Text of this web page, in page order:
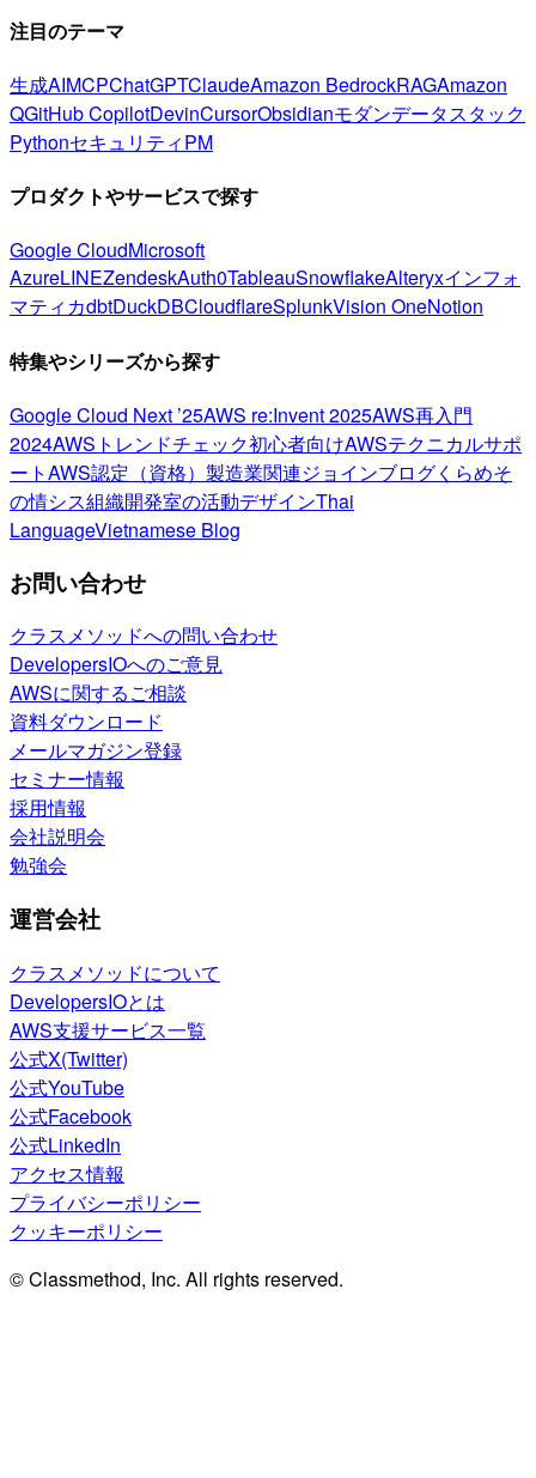
注目のテーマ
生成AIMCPChatGPTClaudeAmazon BedrockRAGAmazon
QGitHub CopilotDevinCursorObsidianモダンデータスタック
PythonセキュリティPM
プロダクトやサービスで探す
Google CloudMicrosoft
AzureLINEZendeskAuth0TableauSnowflakeAlteryxインフォ
マティカdbtDuckDBCloudflareSplunkVision OneNotion
特集やシリーズから探す
Google Cloud Next ’25AWS re:Invent 2025AWS再入門
2024AWSトレンドチェック初心者向けAWSテクニカルサポ
ートAWS認定（資格） 製造業関連ジョインブログくらめそ
の情シス組織開発室の活動デザインThai
LanguageVietnamese Blog
お問い合わせ
クラスメソッドへの問い合わせ
DevelopersIOへのご意見
AWSに関するご相談
資料ダウンロード
メールマガジン登録
セミナー情報
採用情報
会社説明会
勉強会
運営会社
クラスメソッドについて
DevelopersIOとは
AWS支援サービス一覧
公式X(Twitter)
公式YouTube
公式Facebook
公式LinkedIn
アクセス情報
プライバシーポリシー
クッキーポリシー
© Classmethod, Inc. All rights reserved.